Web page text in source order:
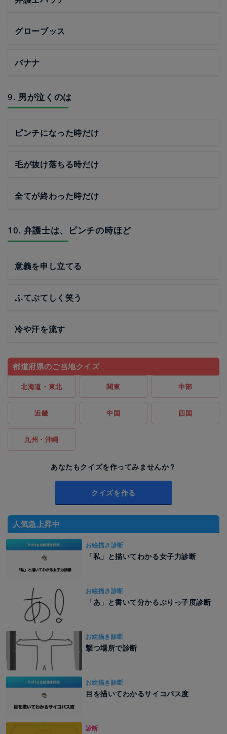
グローブッス
バナナ
9. 男が泣くのは
ピンチになった時だけ
毛が抜け落ちる時だけ
全てが終わった時だけ
10. 弁護士は、ピンチの時ほど
意義を申し立てる
ふてぶてしく笑う
冷や汗を流す
都道府県のご当地クイズ
北海道・東北 関東 中部
近畿 中国 四国
九州・沖縄
あなたもクイズを作ってみませんか？
クイズを作る
人気急上昇中
お絵描き診断
「私」と描いてわかる女子力診断
お絵描き診断
「あ」と書いて分かるぶりっ子度診断
お絵描き診断
撃つ場所で診断
お絵描き診断
目を描いてわかるサイコパス度
診断